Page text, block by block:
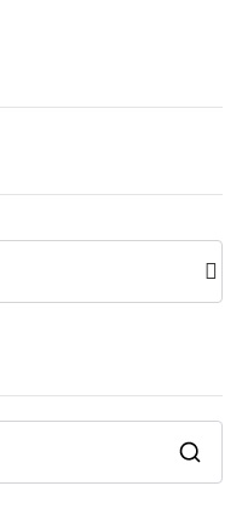
Cari